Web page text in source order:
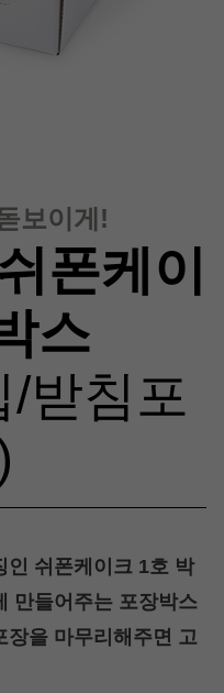
보이게!
폰케이
스
/받침포
인 쉬폰케이크 1호 박
만들어주는 포장박스
을 마무리해주면 고